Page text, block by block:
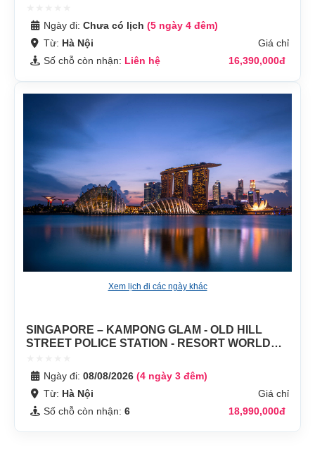
Ngày đi: Chưa có lịch (5 ngày 4 đêm)
Từ: Hà Nội
Giá chỉ
Số chỗ còn nhận: Liên hệ 16,390,000đ
Xem lịch đi các ngày khác
SINGAPORE – KAMPONG GLAM - OLD HILL
STREET POLICE STATION - RESORT WORLD
DOME + CLOUD FOREST) – SPECTRA SHOW –
THE GREEN HEART MARINA ONE - JEWEL
CHANGI (THÁNG 7; THÁNG 8)
Ngày đi: 08/08/2026 (4 ngày 3 đêm)
Từ: Hà Nội
Giá chỉ
Số chỗ còn nhận: 6 18,990,000đ